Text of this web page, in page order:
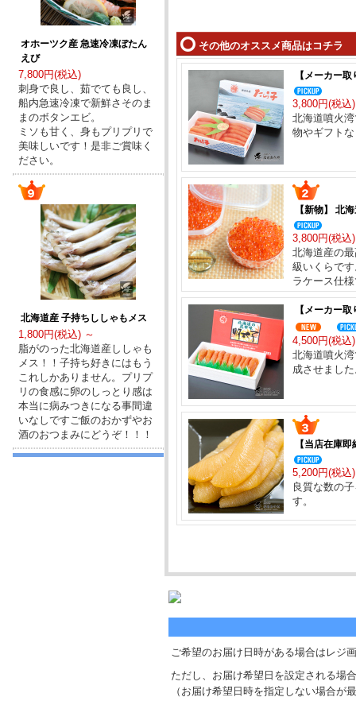
オホーツク産 急速冷凍ぼたん
えび
7,800円(税込)
刺身で良し、茹でても良し、
船内急速冷凍で新鮮さそのま
まのボタンエビ。
ミソも甘く、身もプリプリで
美味しいです！是非ご賞味く
ださい。
北海道産 子持ちししゃもメス
1,800円(税込) ～
脂がのった北海道産ししゃも
メス！！子持ち好きにはもう
これしかありません。プリプ
リの食感に卵のしっとり感は
本当に病みつきになる事間違
いなしですご飯のおかずやお
酒のおつまみにどうぞ！！！
その他のオススメ商品はコチラ
【メーカー
3,800円(税
北海道噴火
物やギフト
【新物】 北
3,800円(税
北海道産の
級いくらで
ラケース仕
【メーカー
4,500円(税込)
北海道噴火
成させまし
【当店在庫
5,200円(税込)
良質な数の
す。
ご希望のお届け日時がある場合はレジ
ただし、お届け希望日を設定される場
（お届け希望日時を指定しない場合が